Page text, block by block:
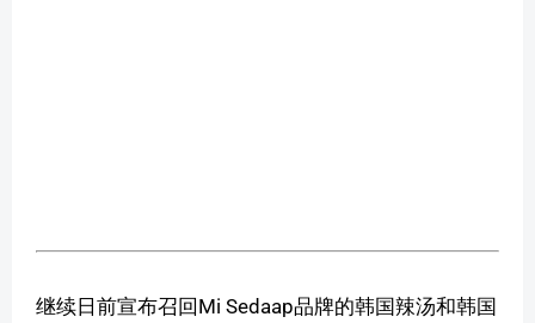
继续日前宣布召回Mi Sedaap品牌的韩国辣汤和韩国